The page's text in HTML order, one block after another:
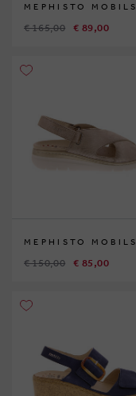
MEPHISTO MOBILS
€ 165,00 € 89,00
MEPHISTO MOBILS
€ 150,00 € 85,00